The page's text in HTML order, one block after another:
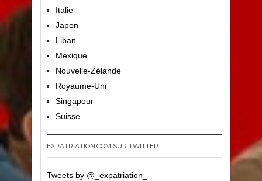
Italie
Japon
Liban
Mexique
Nouvelle-Zélande
Royaume-Uni
Singapour
Suisse
EXPATRIATION.COM SUR TWITTER
Tweets by @_expatriation_